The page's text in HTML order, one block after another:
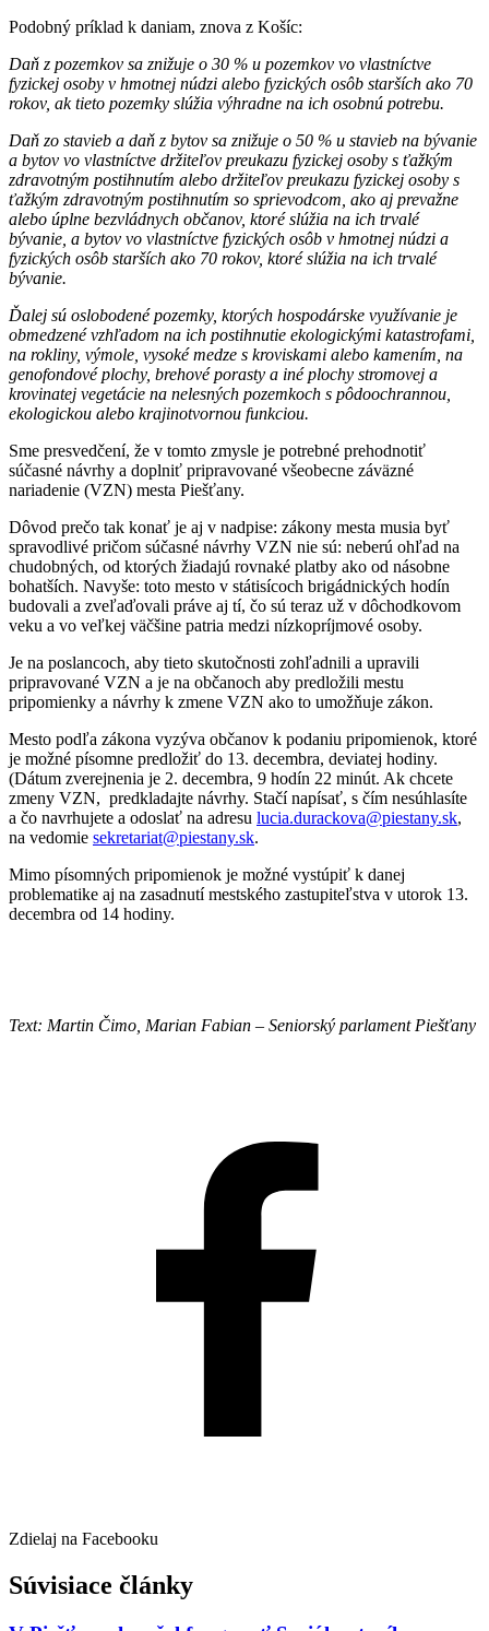
Podobný príklad k daniam, znova z Košíc:
Daň z pozemkov sa znižuje o 30 % u pozemkov vo vlastníctve
fyzickej osoby v hmotnej núdzi alebo fyzických osôb starších ako 70
rokov, ak tieto pozemky slúžia výhradne na ich osobnú potrebu.
Daň zo stavieb a daň z bytov sa znižuje o 50 % u stavieb na bývanie
a bytov vo vlastníctve držiteľov preukazu fyzickej osoby s ťažkým
zdravotným postihnutím alebo držiteľov preukazu fyzickej osoby s
ťažkým zdravotným postihnutím so sprievodcom, ako aj prevažne
alebo úplne bezvládnych občanov, ktoré slúžia na ich trvalé
bývanie, a bytov vo vlastníctve fyzických osôb v hmotnej núdzi a
fyzických osôb starších ako 70 rokov, ktoré slúžia na ich trvalé
bývanie.
Ďalej sú oslobodené pozemky, ktorých hospodárske využívanie je
obmedzené vzhľadom na ich postihnutie ekologickými katastrofami,
na rokliny, výmole, vysoké medze s kroviskami alebo kamením, na
genofondové plochy, brehové porasty a iné plochy stromovej a
krovinatej vegetácie na nelesných pozemkoch s pôdoochrannou,
ekologickou alebo krajinotvornou funkciou.
Sme presvedčení, že v tomto zmysle je potrebné prehodnotiť
súčasné návrhy a doplniť pripravované všeobecne záväzné
nariadenie (VZN) mesta Piešťany.
Dôvod prečo tak konať je aj v nadpise: zákony mesta musia byť
spravodlivé pričom súčasné návrhy VZN nie sú: neberú ohľad na
chudobných, od ktorých žiadajú rovnaké platby ako od násobne
bohatších. Navyše: toto mesto v státisícoch brigádnických hodín
budovali a zveľaďovali práve aj tí, čo sú teraz už v dôchodkovom
veku a vo veľkej väčšine patria medzi nízkopríjmové osoby.
Je na poslancoch, aby tieto skutočnosti zohľadnili a upravili
pripravované VZN a je na občanoch aby predložili mestu
pripomienky a návrhy k zmene VZN ako to umožňuje zákon.
Mesto podľa zákona vyzýva občanov k podaniu pripomienok, ktoré
je možné písomne predložiť do 13. decembra, deviatej hodiny.
(Dátum zverejnenia je 2. decembra, 9 hodín 22 minút. Ak chcete
zmeny VZN, predkladajte návrhy. Stačí napísať, s čím nesúhlasíte
a čo navrhujete a odoslať na adresu lucia.durackova@piestany.sk,
na vedomie sekretariat@piestany.sk.
Mimo písomných pripomienok je možné vystúpiť k danej
problematike aj na zasadnutí mestského zastupiteľstva v utorok 13.
decembra od 14 hodiny.
Text: Martin Čimo, Marian Fabian – Seniorský parlament Piešťany
Zdielaj na Facebooku
Súvisiace články